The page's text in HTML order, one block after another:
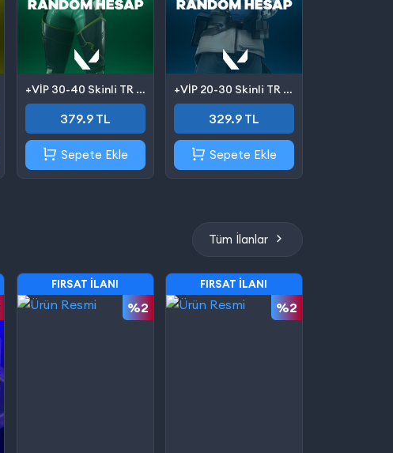
+VİP 30-40 Skinli TR Valorant Hesap (Mail Değişen)
379.9 TL
Sepete Ekle
+VİP 20-30 Skinli TR Valorant Hesap (Mail Değişen)
329.9 TL
Sepete Ekle
Tüm İlanlar
FIRSAT İLANI
%2
FIRSAT İLANI
%2